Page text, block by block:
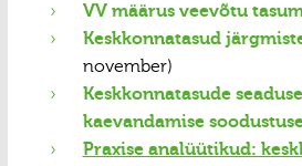
VV määrus veevõtu
Keskkonnatasud
november)
Keskkonnatasude
kaevandamise
Praxise analüütikud: